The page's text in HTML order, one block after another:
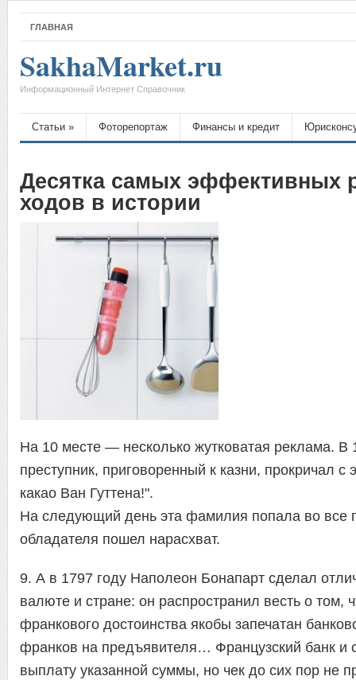
ГЛАВНАЯ
SakhaMarket.ru
Информационный Интернет Справочник
Статьи » Фоторепортаж Финансы и кредит
Десятка самых эффективных
ходов в истории
На 10 месте — несколько жутковатая реклама. В
преступник, приговоренный к казни, прокричал
какао Ван Гуттена!".
На следующий день эта фамилия попала во все
обладателя пошел нарасхват.
9. А в 1797 году Наполеон Бонапарт сделал
валюте и стране: он распространил весть о том,
франкового достоинства якобы запечатан
франков на предъявителя… Французский банк и
выплату указанной суммы, но чек до сих пор не